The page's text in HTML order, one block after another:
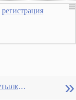
регистрация
tatitati (Испания): "Третья бутылка". Рассказ. »